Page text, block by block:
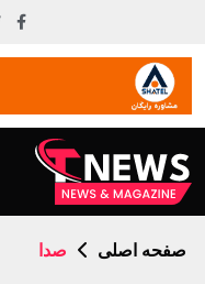
صفحه اصلی صدا